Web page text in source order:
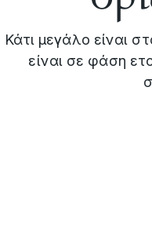
Κάτι μεγάλο είναι
είναι σε φάση